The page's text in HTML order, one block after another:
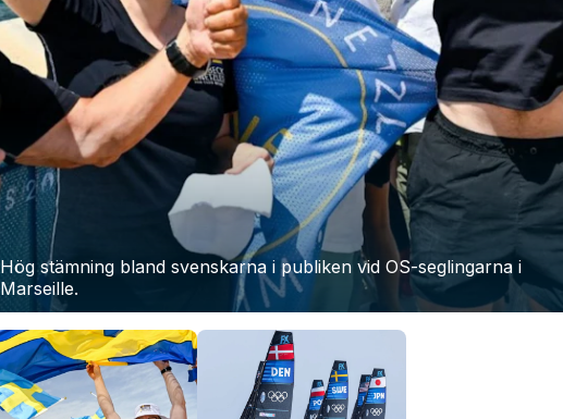
Hög stämning bland svenskarna i publiken vid OS-seglingarna i
Marseille.